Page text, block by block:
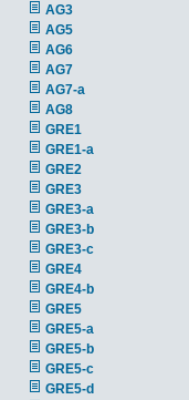
AG3
AG5
AG6
AG7
AG7-a
AG8
GRE1
GRE1-a
GRE2
GRE3
GRE3-a
GRE3-b
GRE3-c
GRE4
GRE4-b
GRE5
GRE5-a
GRE5-b
GRE5-c
GRE5-d